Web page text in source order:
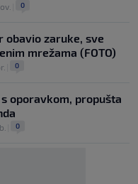
0
obavio zaruke, sve
mrežama (FOTO)
0
oporavkom, propušta
0